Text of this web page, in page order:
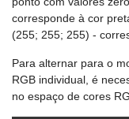
corresponde à cor
(255; 255; 255) -
Para alternar para o
RGB individual, é
no espaço de cores